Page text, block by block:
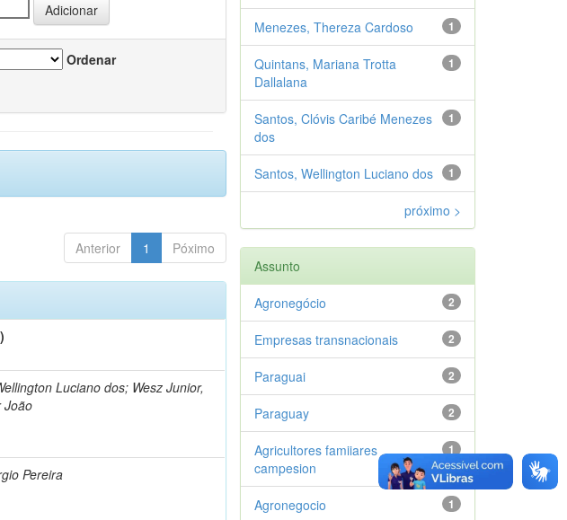
Ordenar
Anterior 1 Póximo
Luciano dos; Wesz Junior,
João
Pereira
1
Menezes, Thereza Cardoso
1
Quintans, Mariana Trotta
Dallalana
1
Santos, Clóvis Caribé Menezes
dos
1
Santos, Wellington Luciano dos
próximo >
Assunto
2
Agronegócio
2
Empresas transnacionais
2
Paraguai
2
Paraguay
1
Agricultores famiiares
campesion
1
Agronegocio